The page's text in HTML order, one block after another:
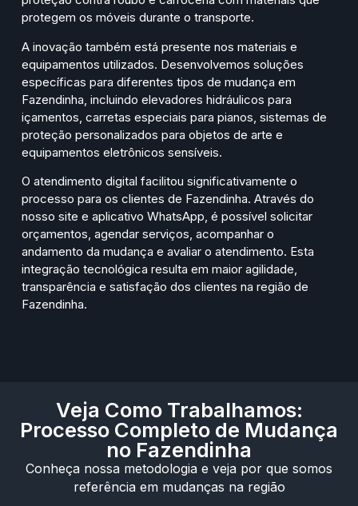
protegem os móveis durante o transporte.
A inovação também está presente nos materiais e
equipamentos utilizados. Desenvolvemos soluções
específicas para diferentes tipos de mudança em
Fazendinha, incluindo elevadores hidráulicos para
içamentos, carretas especiais para pianos, sistemas de
proteção personalizados para objetos de arte e
equipamentos eletrônicos sensíveis.
O atendimento digital facilitou significativamente o
processo para os clientes de Fazendinha. Através do
nosso site e aplicativo WhatsApp, é possível solicitar
orçamentos, agendar serviços, acompanhar o
andamento da mudança e avaliar o atendimento. Esta
integração tecnológica resulta em maior agilidade,
transparência e satisfação dos clientes na região de
Fazendinha.
Veja Como Trabalhamos:
Processo Completo de Mudança
no Fazendinha
Conheça nossa metodologia e veja por que somos
referência em mudanças na região